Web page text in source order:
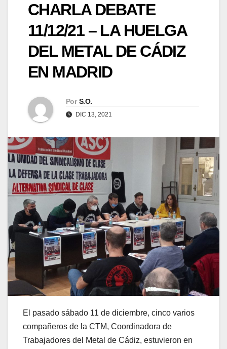
CHARLA DEBATE
11/12/21 – LA HUELGA
DEL METAL DE CÁDIZ
EN MADRID
Por S.O.
DIC 13, 2021
El pasado sábado 11 de diciembre, cinco varios
compañeros de la CTM, Coordinadora de
Trabajadores del Metal de Cádiz, estuvieron en